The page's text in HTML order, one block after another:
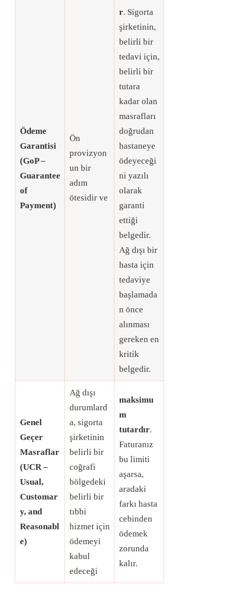
Ödeme
Garantisi
(GoP –
Guarantee
of
Payment)
Ön
provizyon
un bir
adım
ötesidir ve
r. Sigorta
şirketinin,
belirli bir
tedavi için,
belirli bir
tutara
kadar olan
masrafları
doğrudan
hastaneye
ödeyeceği
ni yazılı
olarak
garanti
ettiği
belgedir.
Ağ dışı bir
hasta için
tedaviye
başlamada
n önce
alınması
gereken en
kritik
belgedir.
Genel
Geçer
Masraflar
(UCR –
Usual,
Customar
y, and
Reasonabl
e)
Ağ dışı
durumlard
a, sigorta
şirketinin
belirli bir
coğrafi
bölgedeki
belirli bir
tıbbi
hizmet için
ödemeyi
kabul
edeceği
maksimu
m
tutardır.
Faturanız
bu limiti
aşarsa,
aradaki
farkı hasta
cebinden
ödemek
zorunda
kalır.